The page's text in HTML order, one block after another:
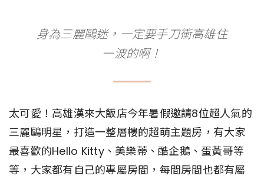
身為三麗鷗迷，一定要手刀衝高雄住
一波的啊！
太可愛！高雄漢來大飯店今年暑假邀請8位超人氣的
三麗鷗明星，打造一整層樓的超萌主題房，有大家
最喜歡的Hello Kitty、美樂蒂、酷企鵝、蛋黃哥等
等，大家都有自己的專屬房間，每間房間也都有屬